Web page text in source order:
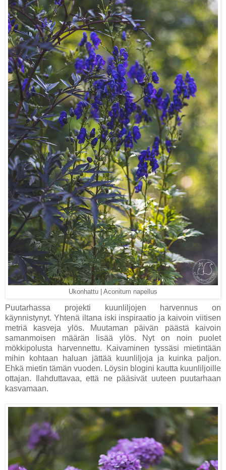
Ukonhattu | Aconitum napellus
Puutarhassa projekti kuunliljojen harvennus on
käynnistynyt. Yhtenä iltana iski inspiraatio ja kaivoin viitisen
metriä kasveja ylös. Muutaman päivän päästä kaivoin
samanmoisen määrän lisää ylös. Nyt on noin puolet
mökkipolusta harvennettu. Kaivaminen tyssäsi mietintään
mihin kohtaan haluan jättää kuunliljoja ja kuinka paljon.
Ehkä mietin tämän vuoden. Löysin blogini kautta kuunliljoille
ottajan. Ilahduttavaa, että ne pääsivät uuteen puutarhaan
kasvamaan.